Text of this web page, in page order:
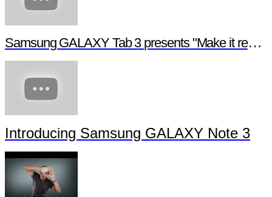
Samsung GALAXY Tab 3 presents "Make it real", a digital short film
Introducing Samsung GALAXY Note 3